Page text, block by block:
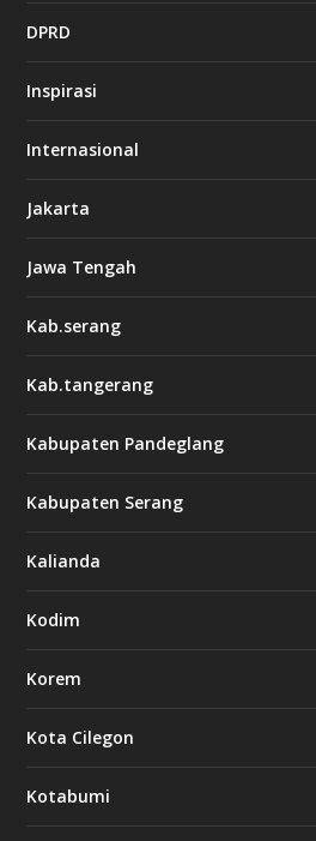
DPRD
Inspirasi
Internasional
Jakarta
Jawa Tengah
Kab.serang
Kab.tangerang
Kabupaten Pandeglang
Kabupaten Serang
Kalianda
Kodim
Korem
Kota Cilegon
Kotabumi